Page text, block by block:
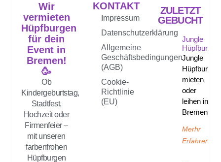
Wir
vermieten
Hüpfburgen
für dein
Event in
Bremen!
🥳
Ob
Kindergeburtstag,
Stadtfest,
Hochzeit oder
Firmenfeier –
mit unseren
farbenfrohen
Hüpfburgen
KONTAKT
Impressum
Datenschutzerklärung
Allgemeine
Geschäftsbedingungen
(AGB)
Cookie-
Richtlinie
(EU)
ZULETZT
GEBUCHT
Jungle
Hüpfburg
Jungle
Hüpfburg
mieten
oder
leihen in
Bremen
Merhr
Erfahren